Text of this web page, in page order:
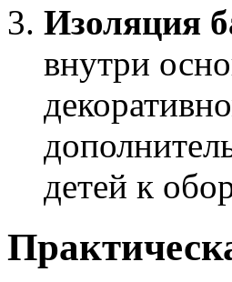
Изоляция
внутри
детей к